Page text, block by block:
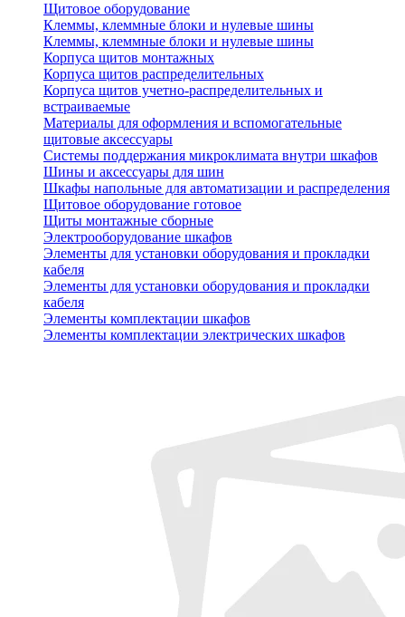
Щитовое оборудование
Клеммы, клеммные блоки и нулевые шины
Клеммы, клеммные блоки и нулевые шины
Корпуса щитов монтажных
Корпуса щитов распределительных
Корпуса щитов учетно-распределительных и
встраиваемые
Материалы для оформления и вспомогательные
щитовые аксессуары
Системы поддержания микроклимата внутри шкафов
Шины и аксессуары для шин
Шкафы напольные для автоматизации и распределения
Щитовое оборудование готовое
Щиты монтажные сборные
Электрооборудование шкафов
Элементы для установки оборудования и прокладки
кабеля
Элементы для установки оборудования и прокладки
кабеля
Элементы комплектации шкафов
Элементы комплектации электрических шкафов